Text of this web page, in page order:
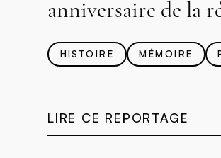
anniversaire de la
HISTOIRE MÉMOIRE
LIRE CE REPORTAGE